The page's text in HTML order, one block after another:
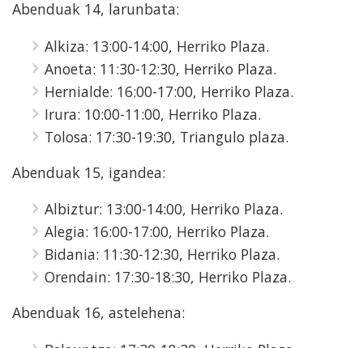
Abenduak 14, larunbata:
Alkiza: 13:00-14:00, Herriko Plaza.
Anoeta: 11:30-12:30, Herriko Plaza.
Hernialde: 16:00-17:00, Herriko Plaza.
Irura: 10:00-11:00, Herriko Plaza.
Tolosa: 17:30-19:30, Triangulo plaza.
Abenduak 15, igandea:
Albiztur: 13:00-14:00, Herriko Plaza.
Alegia: 16:00-17:00, Herriko Plaza.
Bidania: 11:30-12:30, Herriko Plaza.
Orendain: 17:30-18:30, Herriko Plaza.
Abenduak 16, astelehena: